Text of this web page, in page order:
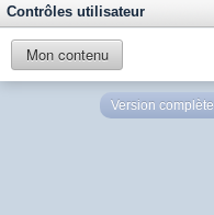
Contrôles utilisateur
Mon contenu
Version complète